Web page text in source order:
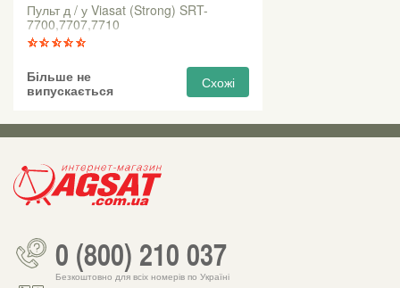
Пульт д / у Viasat (Strong) SRT-
7700,7707,7710
Більше не
випускається
Схожі
0 (800) 210 037
Безкоштовно для всіх номерів по Україні